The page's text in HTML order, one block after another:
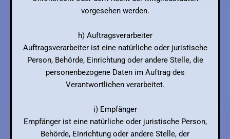
vorgesehen werden.
h) Auftragsverarbeiter
Auftragsverarbeiter ist eine natürliche oder juristische
Person, Behörde, Einrichtung oder andere Stelle, die
personenbezogene Daten im Auftrag des
Verantwortlichen verarbeitet.
i) Empfänger
Empfänger ist eine natürliche oder juristische Person,
Behörde, Einrichtung oder andere Stelle, der